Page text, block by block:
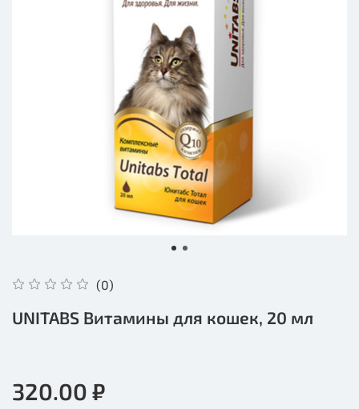
(0)
UNITABS Витамины для кошек, 20 мл
320.00 ₽